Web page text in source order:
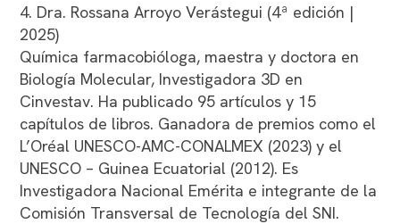
4. Dra. Rossana Arroyo Verástegui (4ª edición |
2025)
Química farmacobióloga, maestra y doctora en
Biología Molecular, Investigadora 3D en
Cinvestav. Ha publicado 95 artículos y 15
capítulos de libros. Ganadora de premios como el
L’Oréal UNESCO-AMC-CONALMEX (2023) y el
UNESCO – Guinea Ecuatorial (2012). Es
Investigadora Nacional Emérita e integrante de la
Comisión Transversal de Tecnología del SNI.